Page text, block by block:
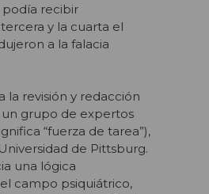
podía recibir
y la cuarta el
a la falacia
la revisión y redacción
un grupo de expertos
“fuerza de tarea”),
de Pittsburg.
una lógica
campo psiquiátrico,